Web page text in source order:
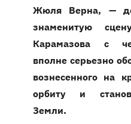
Жюля Верна, —
знаменитую
Карамазова с
вполне серьезно
вознесенного на
орбиту и
Земли.